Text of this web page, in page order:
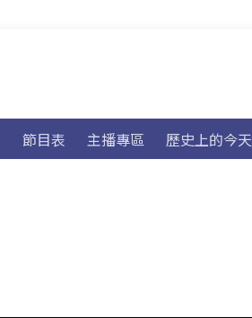
節目表 主播專區 歷史上的今天